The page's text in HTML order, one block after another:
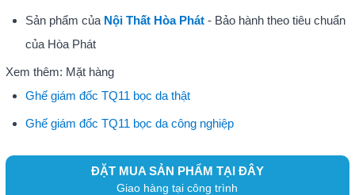
Sản phẩm của Nội Thất Hòa Phát- Bảo hành theo tiêu chuẩn
của Hòa Phát
Xem thêm: Mặt hàng
Ghế giám đốc TQ11 bọc da thật
Ghế giám đốc TQ11 bọc da công nghiệp
ĐẶT MUA SẢN PHẨM TẠI ĐÂY
Giao hàng tại công trình